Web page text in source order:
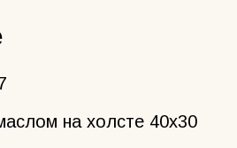
на холсте 40х30